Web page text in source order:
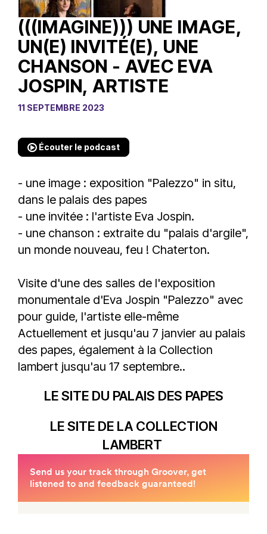
(((IMAGINE))) UNE IMAGE,
UN(E) INVITÉ(E), UNE
CHANSON - AVEC EVA
JOSPIN, ARTISTE
11 SEPTEMBRE 2023
Écouter le podcast
- une image : exposition "Palezzo" in situ,
dans le palais des papes
- une invitée : l'artiste Eva Jospin.
- une chanson : extraite du "palais d'argile",
un monde nouveau, feu ! Chaterton.
Visite d'une des salles de l'exposition
monumentale d'Eva Jospin "Palezzo" avec
pour guide, l'artiste elle-même
Actuellement et jusqu'au 7 janvier au palais
des papes, également à la Collection
lambert jusqu'au 17 septembre..
LE SITE DU PALAIS DES PAPES
LE SITE DE LA COLLECTION
LAMBERT